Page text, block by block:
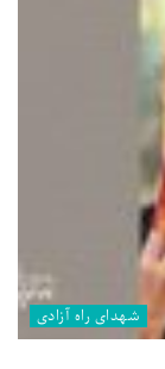
شهدای راه آزادی